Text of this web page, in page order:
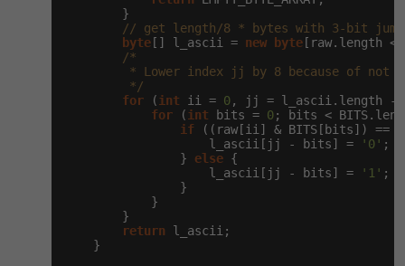
        }
// get length/8 * bytes with 3-bit
byte [] l_ascii = new byte [raw.length
/*
* Lower index jj by 8 because of not
         */
for (int ii = 0, jj = l_ascii.length -
for (int bits = 0; bits <
if ((raw[ii] & BITS[bits]) ==
                    l_ascii[jj - bits] =
'0' ;
                }
else {
                    l_ascii[jj - bits] =
'1' ;
                }
            }
        }
return l_ascii;
    }